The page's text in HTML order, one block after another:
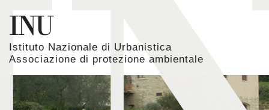
Istituto Nazionale di Urbanistica
Associazione di protezione ambientale